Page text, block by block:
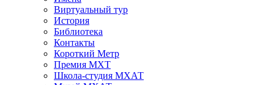
Виртуальный тур
История
Библиотека
Контакты
Короткий Метр
Премия МХТ
Школа-студия МХАТ